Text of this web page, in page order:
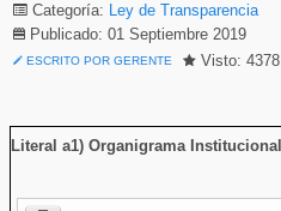
Categoría: Ley de Transparencia
Publicado: 01 Septiembre 2019
ESCRITO POR GERENTE Visto: 4378
Literal a1) Organigrama Institucional